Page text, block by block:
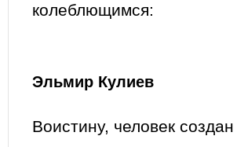
колеблющимся:
Эльмир Кулиев
Воистину, человек создан